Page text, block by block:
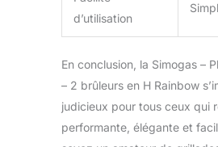
d’utilisation
En conclusion, la Simogas –
– 2 brûleurs en H Rainbow
judicieux pour tous ceux qui
performante, élégante et